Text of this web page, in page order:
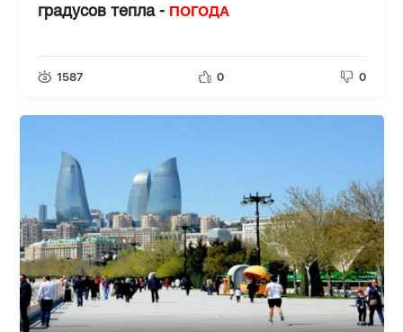
градусов тепла - ПОГОДА
1587 0 0